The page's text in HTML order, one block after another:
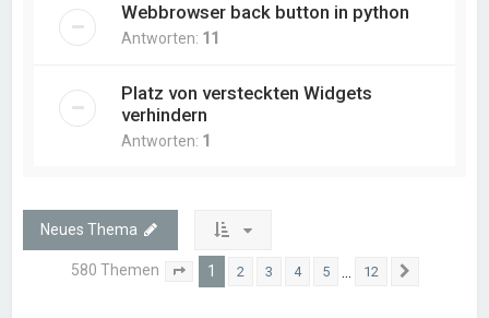
Webbrowser back button in python
Antworten: 11
Platz von versteckten Widgets
verhindern
Antworten: 1
Neues Thema
580 Themen Seite von 12
1 2 3 4 5 12